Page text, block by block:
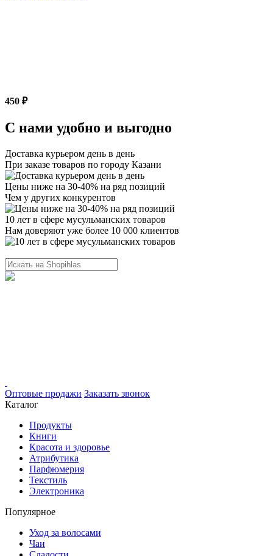
450 ₽
С нами удобно и выгодно
Доставка курьером день в день
При заказе товаров по городу Казани
Цены ниже на 30-40% на ряд позиций
Чем у других конкурентов
10 лет в сфере мусульманских товаров
Нам доверяют уже более 10 000 клиентов
Оптовые продажи Заказать звонок
Каталог
Продукты
Книги
Красота и здоровье
Атрибутика
Парфюмерия
Текстиль
Электроника
Популярное
Уход за волосами
Чаи